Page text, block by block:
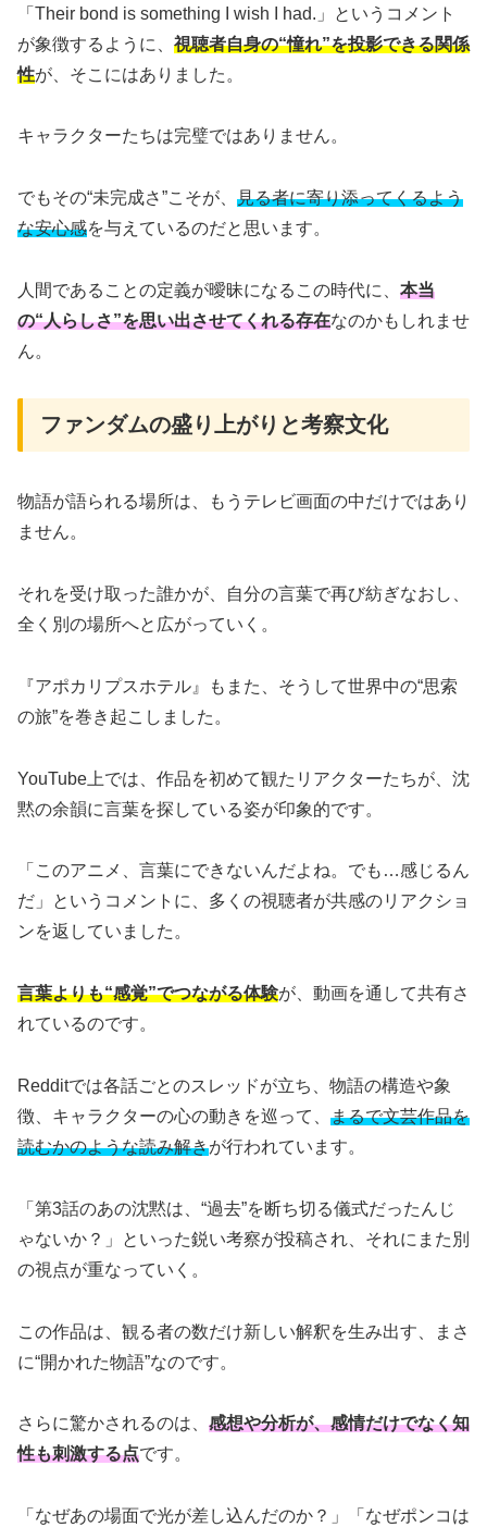
「Their bond is something I wish I had.」というコメント
が象徴するように、 視聴者自身の“憧れ”を投影できる関係
性が、そこにはありました。
キャラクターたちは完璧ではありません。
でもその“未完成さ”こそが、 見る者に寄り添ってくるよう
な安心感を与えているのだと思います。
人間であることの定義が曖昧になるこの時代に、 本当
の“人らしさ”を思い出させてくれる存在なのかもしれませ
ん。
ファンダムの盛り上がりと考察文化
物語が語られる場所は、もうテレビ画面の中だけではあり
ません。
それを受け取った誰かが、自分の言葉で再び紡ぎなおし、
全く別の場所へと広がっていく。
『アポカリプスホテル』もまた、そうして世界中の“思索
の旅”を巻き起こしました。
YouTube上では、作品を初めて観たリアクターたちが、沈
黙の余韻に言葉を探している姿が印象的です。
「このアニメ、言葉にできないんだよね。でも…感じるん
だ」というコメントに、多くの視聴者が共感のリアクショ
ンを返していました。
言葉よりも“感覚”でつながる体験が、動画を通して共有さ
れているのです。
Redditでは各話ごとのスレッドが立ち、物語の構造や象
徴、キャラクターの心の動きを巡って、 まるで文芸作品を
読むかのような読み解きが行われています。
「第3話のあの沈黙は、“過去”を断ち切る儀式だったんじ
ゃないか？」といった鋭い考察が投稿され、それにまた別
の視点が重なっていく。
この作品は、観る者の数だけ新しい解釈を生み出す、まさ
に“開かれた物語”なのです。
さらに驚かされるのは、 感想や分析が、感情だけでなく知
性も刺激する点です。
「なぜあの場面で光が差し込んだのか？」「なぜポンコは